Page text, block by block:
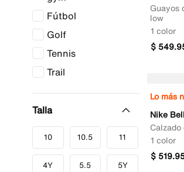
Fútbol
Golf
Tennis
Trail
Talla
10 10.5 11
4Y 5.5 5Y
Guayos
low
1 color
$ 549.
Lo más
Nike
1 color
$ 519.